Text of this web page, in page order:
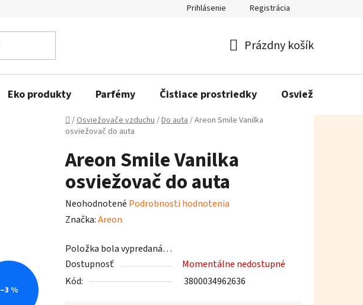
Prihlásenie Registrácia
košík
Prázdny košík
Eko produkty Parfémy Čistiace prostriedky Osviežovače
Domov
/Osviežovače vzduchu/Do auta/Areon Smile Vanilka
osviežovač do auta
Areon Smile Vanilka
osviežovač do auta
Priemerné
hodnotenie
je
0,0
z
Neohodnotené Podrobnosti hodnotenia
Značka:Areon
Položka bola vypredaná…
Dostupnosť
Momentálne nedostupné
Kód:
3800034962636
–3 %